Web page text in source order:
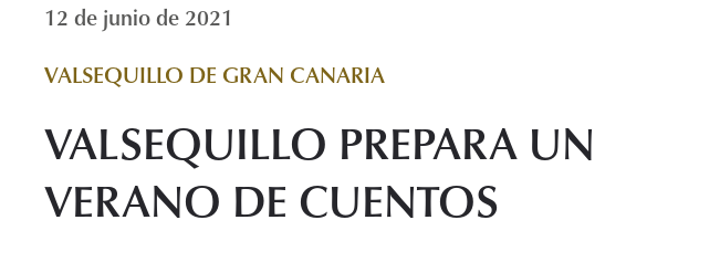
12 de junio de 2021
VALSEQUILLO DE GRAN CANARIA
VALSEQUILLO PREPARA UN
VERANO DE CUENTOS